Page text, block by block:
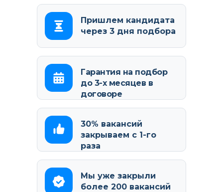
Пришлем кандидата
через 3 дня подбора
Гарантия на подбор
до 3-х месяцев в
договоре
30% вакансий
закрываем с 1-го
раза
Мы уже закрыли
более 200 вакансий